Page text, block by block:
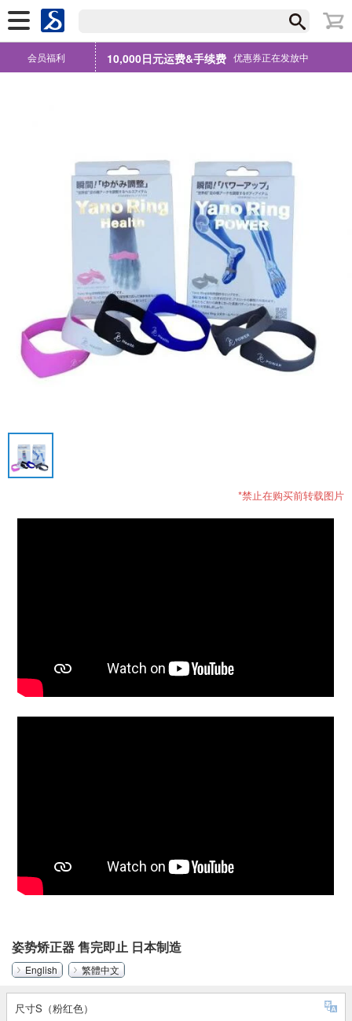
会员福利 10,000日元运费&手续费 优惠券正在发放中
*禁止在购买前转载图片
姿势矫正器 售完即止 日本制造
English 繁體中文
尺寸S（粉红色）